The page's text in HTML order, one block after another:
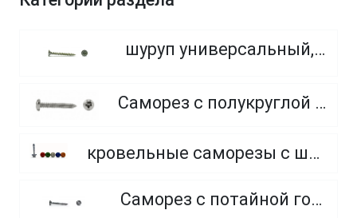
шуруп универсальный, потайная головка, PZ
Саморез с полукруглой головкой с острым концом
кровельные саморезы с шайбой и резиновой прокладкой EPDM, окрашенные по каталогу RAL (Тайвань)
Саморез с потайной головкой и острым концом